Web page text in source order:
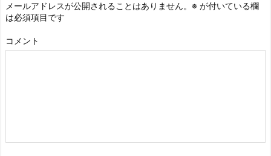
メールアドレスが公開されることはありません。 ※ が付いている欄
は必須項目です
コメント